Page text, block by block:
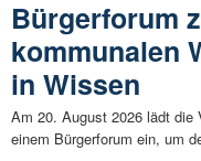
Bürgerforum
kommunalen
in Wissen
Am 20. August 2026 lädt die
einem Bürgerforum ein, um